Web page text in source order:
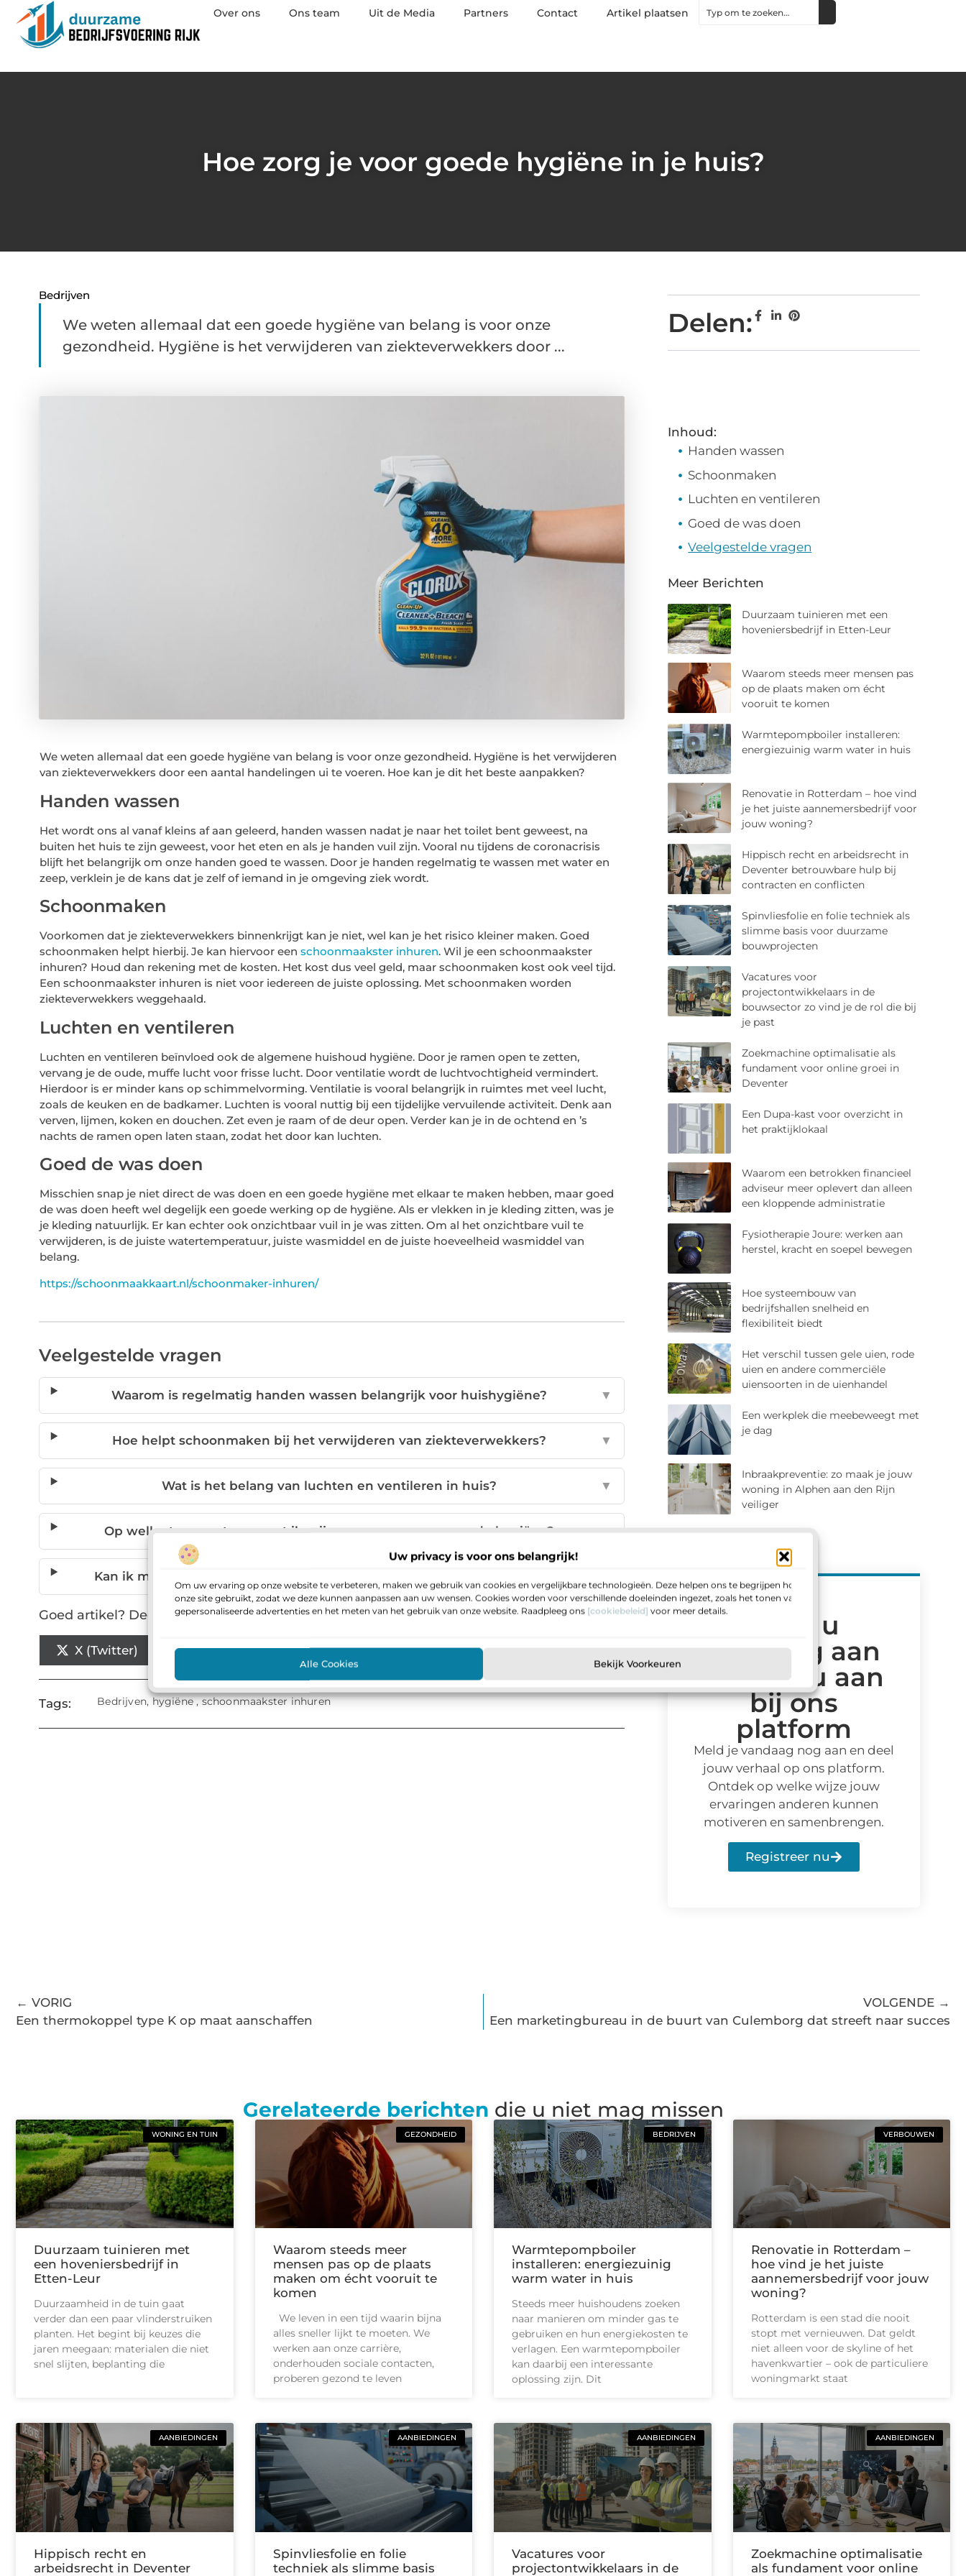
Uw privacy is voor ons belangrijk!
Om uw ervaring op onze website te verbeteren, maken we gebruik van cookies en vergelijkbare technologieën. Deze helpen ons te begrijpen hoe u
onze site gebruikt, zodat we deze kunnen aanpassen aan uw wensen. Cookies worden voor verschillende doeleinden ingezet, zoals het tonen van
gepersonaliseerde advertenties en het meten van het gebruik van onze website. Raadpleeg ons [cookiebeleid] voor meer details.
Alle Cookies Bekijk Voorkeuren
Over ons Ons team Uit de Media Partners Contact Artikel plaatsen
Hoe zorg je voor goede hygiëne in je huis?
Bedrijven
We weten allemaal dat een goede hygiëne van belang is voor onze
gezondheid. Hygiëne is het verwijderen van ziekteverwekkers door ...
We weten allemaal dat een goede hygiëne van belang is voor onze gezondheid. Hygiëne is het verwijderen
van ziekteverwekkers door een aantal handelingen ui te voeren. Hoe kan je dit het beste aanpakken?
Handen wassen
Het wordt ons al vanaf kleins af aan geleerd, handen wassen nadat je naar het toilet bent geweest, na
buiten het huis te zijn geweest, voor het eten en als je handen vuil zijn. Vooral nu tijdens de coronacrisis
blijft het belangrijk om onze handen goed te wassen. Door je handen regelmatig te wassen met water en
zeep, verklein je de kans dat je zelf of iemand in je omgeving ziek wordt.
Schoonmaken
Voorkomen dat je ziekteverwekkers binnenkrijgt kan je niet, wel kan je het risico kleiner maken. Goed
schoonmaken helpt hierbij. Je kan hiervoor een schoonmaakster inhuren. Wil je een schoonmaakster
inhuren? Houd dan rekening met de kosten. Het kost dus veel geld, maar schoonmaken kost ook veel tijd.
Een schoonmaakster inhuren is niet voor iedereen de juiste oplossing. Met schoonmaken worden
ziekteverwekkers weggehaald.
Luchten en ventileren
Luchten en ventileren beïnvloed ook de algemene huishoud hygiëne. Door je ramen open te zetten,
vervang je de oude, muffe lucht voor frisse lucht. Door ventilatie wordt de luchtvochtigheid vermindert.
Hierdoor is er minder kans op schimmelvorming. Ventilatie is vooral belangrijk in ruimtes met veel lucht,
zoals de keuken en de badkamer. Luchten is vooral nuttig bij een tijdelijke vervuilende activiteit. Denk aan
verven, lijmen, koken en douchen. Zet even je raam of de deur open. Verder kan je in de ochtend en ’s
nachts de ramen open laten staan, zodat het door kan luchten.
Goed de was doen
Misschien snap je niet direct de was doen en een goede hygiëne met elkaar te maken hebben, maar goed
de was doen heeft wel degelijk een goede werking op de hygiëne. Als er vlekken in je kleding zitten, was je
je kleding natuurlijk. Er kan echter ook onzichtbaar vuil in je was zitten. Om al het onzichtbare vuil te
verwijderen, is de juiste watertemperatuur, juiste wasmiddel en de juiste hoeveelheid wasmiddel van
belang.
https://schoonmaakkaart.nl/schoonmaker-inhuren/
Veelgestelde vragen
Waarom is regelmatig handen wassen belangrijk voor huishygiëne? ▼
Hoe helpt schoonmaken bij het verwijderen van ziekteverwekkers? ▼
Wat is het belang van luchten en ventileren in huis? ▼
Op welke temperatuur moet ik mijn was wassen voor goede hygiëne? ▼
Kan ik mijn hygiëne verbeteren zonder een schoonmaakster in te huren?
Goed artikel? Deel hem dan op:
X (Twitter) Facebook Pinterest LinkedIn Email
Tags: Bedrijven, hygiëne,schoonmaakster inhuren
Delen:
Inhoud:
Handen wassen
Schoonmaken
Luchten en ventileren
Goed de was doen
Veelgestelde vragen
Meer Berichten
Duurzaam tuinieren met een
hoveniersbedrijf in Etten-Leur
Waarom steeds meer mensen pas
op de plaats maken om écht
vooruit te komen
Warmtepompboiler installeren:
energiezuinig warm water in huis
Renovatie in Rotterdam – hoe vind
je het juiste aannemersbedrijf voor
jouw woning?
Hippisch recht en arbeidsrecht in
Deventer betrouwbare hulp bij
contracten en conflicten
Spinvliesfolie en folie techniek als
slimme basis voor duurzame
bouwprojecten
Vacatures voor
projectontwikkelaars in de
bouwsector zo vind je de rol die bij
je past
Zoekmachine optimalisatie als
fundament voor online groei in
Deventer
Een Dupa-kast voor overzicht in
het praktijklokaal
Waarom een betrokken financieel
adviseur meer oplevert dan alleen
een kloppende administratie
Fysiotherapie Joure: werken aan
herstel, kracht en soepel bewegen
Hoe systeembouw van
bedrijfshallen snelheid en
flexibiliteit biedt
Het verschil tussen gele uien, rode
uien en andere commerciële
uiensoorten in de uienhandel
Een werkplek die meebeweegt met
je dag
Inbraakpreventie: zo maak je jouw
woning in Alphen aan den Rijn
veiliger
Meld u
vandaag aan
en sluit u aan
bij ons
platform
Meld je vandaag nog aan en deel
jouw verhaal op ons platform.
Ontdek op welke wijze jouw
ervaringen anderen kunnen
motiveren en samenbrengen.
Registreer nu
← VORIG
Een thermokoppel type K op maat aanschaffen
VOLGENDE →
Een marketingbureau in de buurt van Culemborg dat streeft naar succes
Gerelateerde berichten die u niet mag missen
WONING EN TUIN
Duurzaam tuinieren met
een hoveniersbedrijf in
Etten-Leur
Duurzaamheid in de tuin gaat
verder dan een paar vlinderstruiken
planten. Het begint bij keuzes die
jaren meegaan: materialen die niet
snel slijten, beplanting die
GEZONDHEID
Waarom steeds meer
mensen pas op de plaats
maken om écht vooruit te
komen
We leven in een tijd waarin bijna
alles sneller lijkt te moeten. We
werken aan onze carrière,
onderhouden sociale contacten,
proberen gezond te leven
BEDRIJVEN
Warmtepompboiler
installeren: energiezuinig
warm water in huis
Steeds meer huishoudens zoeken
naar manieren om minder gas te
gebruiken en hun energiekosten te
verlagen. Een warmtepompboiler
kan daarbij een interessante
oplossing zijn. Dit
VERBOUWEN
Renovatie in Rotterdam –
hoe vind je het juiste
aannemersbedrijf voor jouw
woning?
Rotterdam is een stad die nooit
stopt met vernieuwen. Dat geldt
niet alleen voor de skyline of het
havenkwartier – ook de particuliere
woningmarkt staat
AANBIEDINGEN
Hippisch recht en
arbeidsrecht in Deventer
AANBIEDINGEN
Spinvliesfolie en folie
techniek als slimme basis
AANBIEDINGEN
Vacatures voor
projectontwikkelaars in de
AANBIEDINGEN
Zoekmachine optimalisatie
als fundament voor online